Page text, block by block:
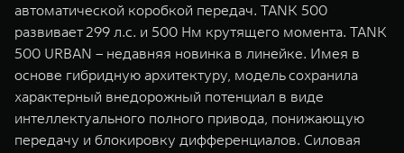
автоматической коробкой передач. TANK 500
развивает 299 л.с. и 500 Нм крутящего момента. TANK
500 URBAN – недавняя новинка в линейке. Имея в
основе гибридную архитектуру, модель сохранила
характерный внедорожный потенциал в виде
интеллектуального полного привода, понижающую
передачу и блокировку дифференциалов. Силовая